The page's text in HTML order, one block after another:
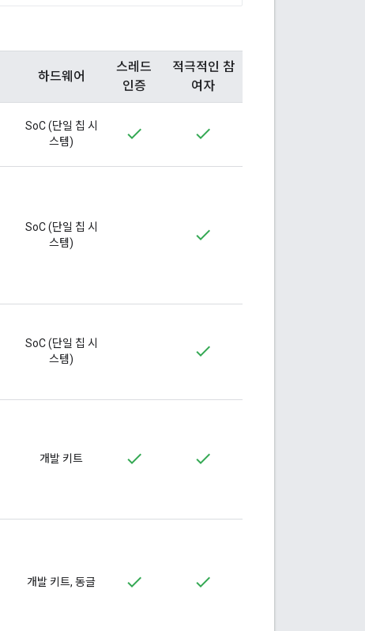
하드웨어
스레드
인증
적극적인 참
여자
SoC (단일 칩 시
스템)
SoC (단일 칩 시
스템)
SoC (단일 칩 시
스템)
개발 키트
개발 키트, 동글